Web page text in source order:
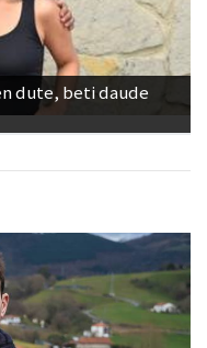
dute, beti daude